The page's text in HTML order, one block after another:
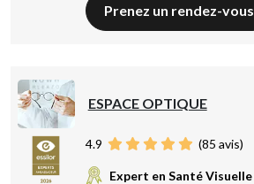
Prenez un rendez-vous
ESPACE OPTIQUE
4.9 (85 avis)
Expert en Santé Visuelle